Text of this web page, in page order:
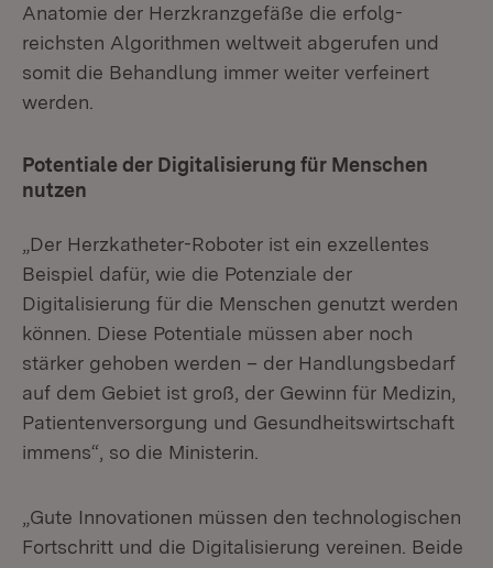
Anatomie der Herzkranzgefäße die erfolg­
reichsten Algorithmen weltweit abgerufen und
somit die Behandlung immer weiter verfeinert
werden.
Potentiale der Digitalisierung für Menschen
nutzen
„Der Herzkatheter-Roboter ist ein exzellentes
Beispiel dafür, wie die Potenziale der
Digitalisierung für die Menschen genutzt werden
können. Diese Potentiale müssen aber noch
stärker gehoben werden – der Handlungsbedarf
auf dem Gebiet ist groß, der Gewinn für Medizin,
Patientenversorgung und Gesundheits­wirtschaft
immens“, so die Ministerin.
„Gute Innovationen müssen den technologischen
Fortschritt und die Digitalisie­rung vereinen. Beide